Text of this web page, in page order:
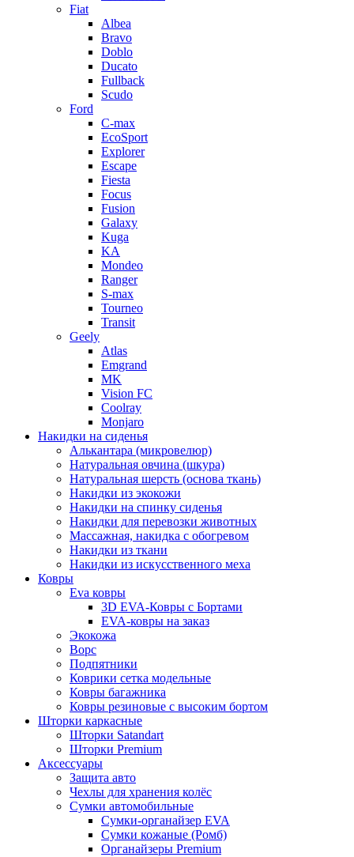
Fiat
Albea
Bravo
Doblo
Ducato
Fullback
Scudo
Ford
C-max
EcoSport
Explorer
Escape
Fiesta
Focus
Fusion
Galaxy
Kuga
KA
Mondeo
Ranger
S-max
Tourneo
Transit
Geely
Atlas
Emgrand
MK
Vision FC
Coolray
Monjaro
Накидки на сиденья
Алькантара (микровелюр)
Натуральная овчина (шкура)
Натуральная шерсть (основа ткань)
Накидки из экокожи
Накидки на спинку сиденья
Накидки для перевозки животных
Массажная, накидка с обогревом
Накидки из ткани
Накидки из искусственного меха
Ковры
Eva ковры
3D EVA-Ковры с Бортами
EVA-ковры на заказ
Экокожа
Ворс
Подпятники
Коврики сетка модельные
Ковры багажника
Ковры резиновые с высоким бортом
Шторки каркасные
Шторки Satandart
Шторки Premium
Аксессуары
Защита авто
Чехлы для хранения колёс
Сумки автомобильные
Сумки-органайзер EVA
Сумки кожаные (Ромб)
Органайзеры Premium